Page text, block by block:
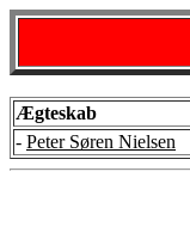
Ægteskab
- Peter Søren Nielsen